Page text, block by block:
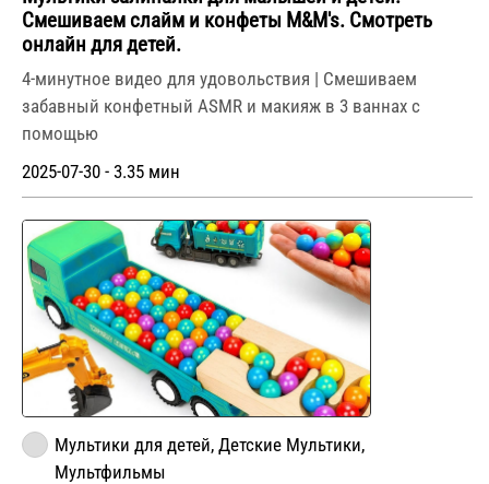
Смешиваем слайм и конфеты M&M's. Смотреть
онлайн для детей.
4-минутное видео для удовольствия | Смешиваем
забавный конфетный ASMR и макияж в 3 ваннах с
помощью
2025-07-30 - 3.35 мин
Мультики для детей, Детские Мультики,
Мультфильмы